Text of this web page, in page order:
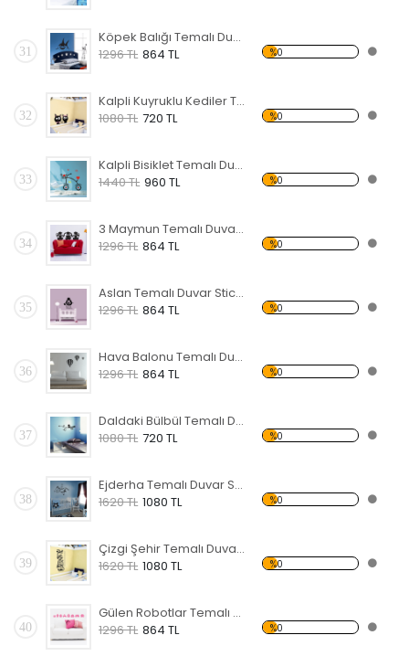
31
Köpek Balığı Temalı Duvar Sticker
1296 TL 864 TL %0
32
Kalpli Kuyruklu Kediler Temalı Duvar Sticker
1080 TL 720 TL %0
33
Kalpli Bisiklet Temalı Duvar Sticker
1440 TL 960 TL %0
34
3 Maymun Temalı Duvar Sticker
1296 TL 864 TL %0
35
Aslan Temalı Duvar Sticker
1296 TL 864 TL %0
36
Hava Balonu Temalı Duvar Sticker
1296 TL 864 TL %0
37
Daldaki Bülbül Temalı Duvar Sticker
1080 TL 720 TL %0
38
Ejderha Temalı Duvar Sticker
1620 TL 1080 TL %0
39
Çizgi Şehir Temalı Duvar Sticker
1620 TL 1080 TL %0
40
Gülen Robotlar Temalı Duvar Sticker
1296 TL 864 TL %0